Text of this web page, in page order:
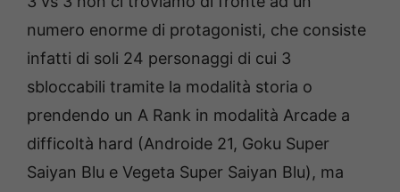
numero enorme di protagonisti, che consiste
infatti di soli 24 personaggi di cui 3
sbloccabili tramite la modalità storia o
prendendo un A Rank in modalità Arcade a
difficoltà hard (Androide 21, Goku Super
Saiyan Blu e Vegeta Super Saiyan Blu), ma